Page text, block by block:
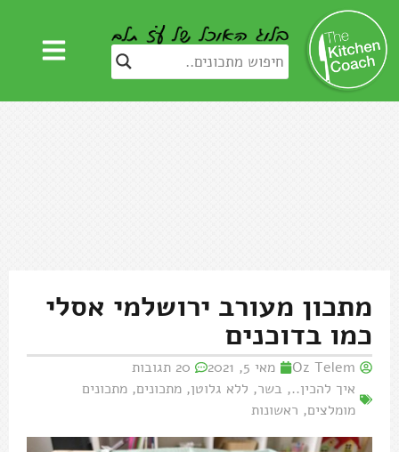
מתכון מעורב ירושלמי אסלי
כמו בדוכנים
Oz Telem מאי 5, 2021
20 תגובות
איך להכין.., בשר, ללא גלוטן, מתכונים, מתכונים
מומלצים, ראשונות